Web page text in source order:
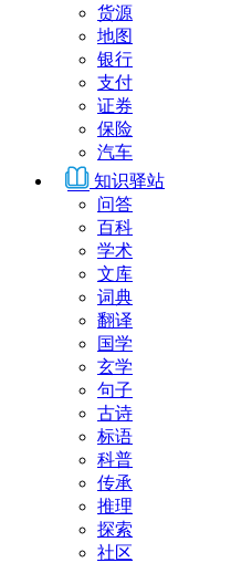
货源
地图
银行
支付
证券
保险
汽车
知识驿站
问答
百科
学术
文库
词典
翻译
国学
玄学
句子
古诗
标语
科普
传承
推理
探索
社区